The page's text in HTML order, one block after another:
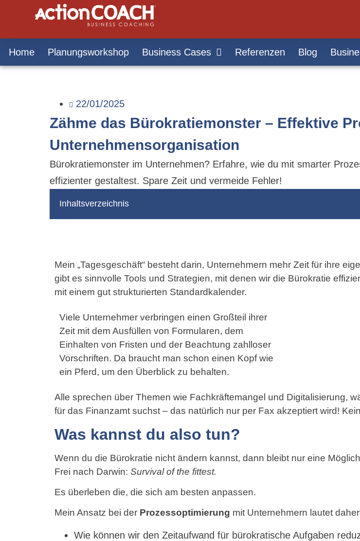
Home Planungsworkshop Business Cases Referenzen Blog
22/01/2025
Zähme das Bürokratiemonster – Effektive
Unternehmensorganisation
Bürokratiemonster im Unternehmen? Erfahre, wie du mit smarter
effizienter gestaltest. Spare Zeit und vermeide Fehler!
Inhaltsverzeichnis
Mein „Tagesgeschäft“ besteht darin, Unternehmern mehr Zeit für ihre
gibt es sinnvolle Tools und Strategien, mit denen wir die Bürokratie
mit einem gut strukturierten Standardkalender.
Viele Unternehmer verbringen einen Großteil ihrer
Zeit mit dem Ausfüllen von Formularen, dem
Einhalten von Fristen und der Beachtung zahlloser
Vorschriften. Da braucht man schon einen Kopf wie
ein Pferd, um den Überblick zu behalten.
Alle sprechen über Themen wie Fachkräftemangel und Digitalisierung,
für das Finanzamt suchst – das natürlich nur per Fax akzeptiert wird!
Was kannst du also tun?
Wenn du die Bürokratie nicht ändern kannst, dann bleibt nur eine
Frei nach Darwin: Survival of the fittest.
Es überleben die, die sich am besten anpassen.
Mein Ansatz bei der Prozessoptimierung mit Unternehmern lautet
Wie können wir den Zeitaufwand für bürokratische Aufgaben